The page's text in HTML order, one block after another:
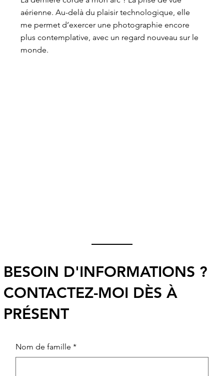
aérienne. Au-delà du plaisir technologique, elle
me permet d’exercer une photographie encore
plus contemplative, avec un regard nouveau sur le
monde.
BESOIN D'INFORMATIONS ?
CONTACTEZ-MOI DÈS À
PRÉSENT
Nom de famille *